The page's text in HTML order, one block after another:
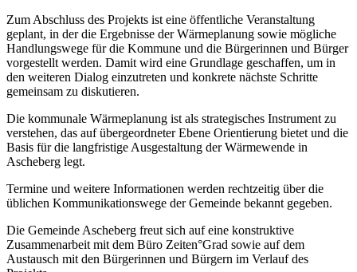
Zum Abschluss des Projekts ist eine öffentliche Veranstaltung
geplant, in der die Ergebnisse der Wärmeplanung sowie mögliche
Handlungswege für die Kommune und die Bürgerinnen und Bürger
vorgestellt werden. Damit wird eine Grundlage geschaffen, um in
den weiteren Dialog einzutreten und konkrete nächste Schritte
gemeinsam zu diskutieren.
Die kommunale Wärmeplanung ist als strategisches Instrument zu
verstehen, das auf übergeordneter Ebene Orientierung bietet und die
Basis für die langfristige Ausgestaltung der Wärmewende in
Ascheberg legt.
Termine und weitere Informationen werden rechtzeitig über die
üblichen Kommunikationswege der Gemeinde bekannt gegeben.
Die Gemeinde Ascheberg freut sich auf eine konstruktive
Zusammenarbeit mit dem Büro Zeiten°Grad sowie auf dem
Austausch mit den Bürgerinnen und Bürgern im Verlauf des